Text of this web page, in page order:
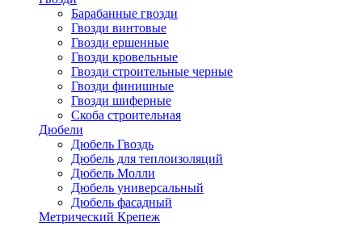
Барабанные гвозди
Гвозди винтовые
Гвозди ершенные
Гвозди кровельные
Гвозди строительные черные
Гвозди финишные
Гвозди шиферные
Скоба строительная
Дюбели
Дюбель Гвоздь
Дюбель для теплоизоляций
Дюбель Молли
Дюбель универсальный
Дюбель фасадный
Метрический Крепеж